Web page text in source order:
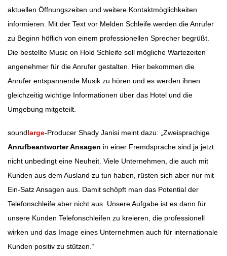
aktuellen Öffnungszeiten und weitere Kontaktmöglichkeiten
informieren. Mit der Text vor Melden Schleife werden die Anrufer
zu Beginn höflich von einem professionellen Sprecher begrüßt.
Die bestellte Music on Hold Schleife soll mögliche Wartezeiten
angenehmer für die Anrufer gestalten. Hier bekommen die
Anrufer entspannende Musik zu hören und es werden ihnen
gleichzeitig wichtige Informationen über das Hotel und die
Umgebung mitgeteilt.
soundlarge-Producer Shady Janisi meint dazu: „Zweisprachige
Anrufbeantworter Ansagen in einer Fremdsprache sind ja jetzt
nicht unbedingt eine Neuheit. Viele Unternehmen, die auch mit
Kunden aus dem Ausland zu tun haben, rüsten sich aber nur mit
Ein-Satz Ansagen aus. Damit schöpft man das Potential der
Telefonschleife aber nicht aus. Unsere Aufgabe ist es dann für
unsere Kunden Telefonschleifen zu kreieren, die professionell
wirken und das Image eines Unternehmen auch für internationale
Kunden positiv zu stützen.“